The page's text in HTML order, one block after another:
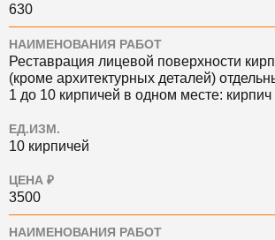
630
НАИМЕНОВАНИЯ РАБОТ
Реставрация лицевой поверхности
(кроме архитектурных деталей)
1 до 10 кирпичей в одном месте:
ЕД.ИЗМ.
10 кирпичей
ЦЕНА ₽
3500
НАИМЕНОВАНИЯ РАБОТ